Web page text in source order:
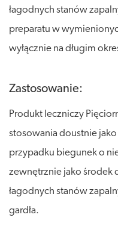
łagodnych stanów
preparatu w
wyłącznie na długim
Zastosowanie:
Produkt leczniczy
stosowania doustnie
przypadku biegunek o
zewnętrznie jako środek
łagodnych stanów
gardła.